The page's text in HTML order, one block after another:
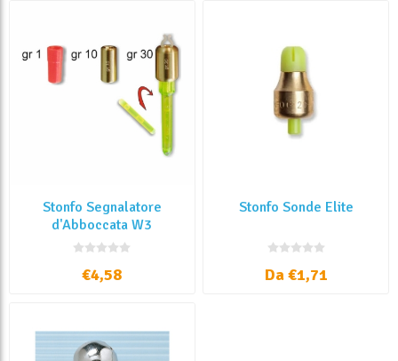
Stonfo Segnalatore
d'Abboccata W3
€4,58
Stonfo Sonde Elite
Da €1,71